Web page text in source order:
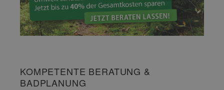
KOMPETENTE BERATUNG &
BADPLANUNG